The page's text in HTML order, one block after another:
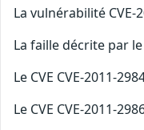
La vulnérabilité
La faille décrite par
Le CVE CVE-2011-
Le CVE CVE-2011-